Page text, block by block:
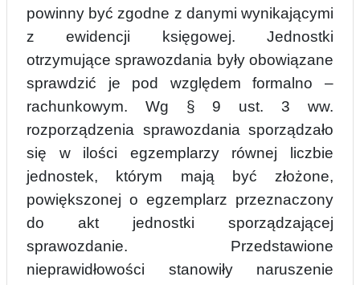
powinny być zgodne z danymi wynikającymi
z ewidencji księgowej. Jednostki
otrzymujące sprawozdania były obowiązane
sprawdzić je pod względem formalno –
rachunkowym. Wg § 9 ust. 3 ww.
rozporządzenia sprawozdania sporządzało
się w ilości egzemplarzy równej liczbie
jednostek, którym mają być złożone,
powiększonej o egzemplarz przeznaczony
do akt jednostki sporządzającej
sprawozdanie. Przedstawione
nieprawidłowości stanowiły naruszenie